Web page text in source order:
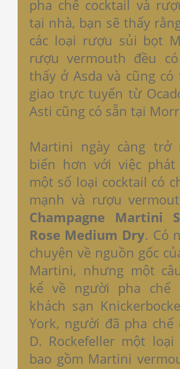
pha chế cocktail và
tại nhà, bạn sẽ thấy
các loại rượu sủi bọt
rượu vermouth đều
thấy ở Asda và cũng có
giao trực tuyến từ
Asti cũng có sẵn tại
Martini ngày càng trở
biến hơn với việc
một số loại cocktail có
mạnh và rượu
Champagne Martini
Rose Medium Dry. Có
chuyện về nguồn gốc
Martini, nhưng một
kể về người pha chế
khách sạn
York, người đã pha chế
D. Rockefeller một
bao gồm Martini